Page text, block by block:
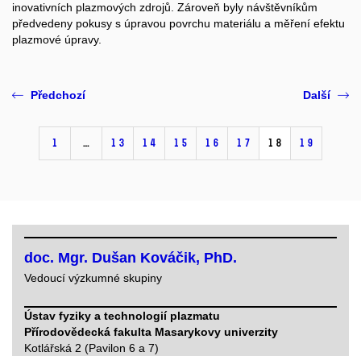
inovativních plazmových zdrojů. Zároveň byly návštěvníkům
předvedeny pokusy s úpravou povrchu materiálu a měření efektu
plazmové úpravy.
Předchozí
1 … 13 14 15 16 17 18 19
Další
doc. Mgr. Dušan Kováčik, PhD.
Vedoucí výzkumné skupiny
Ústav fyziky a technologií plazmatu
Přírodovědecká fakulta Masarykovy univerzity
Kotlářská 2 (Pavilon 6 a 7)